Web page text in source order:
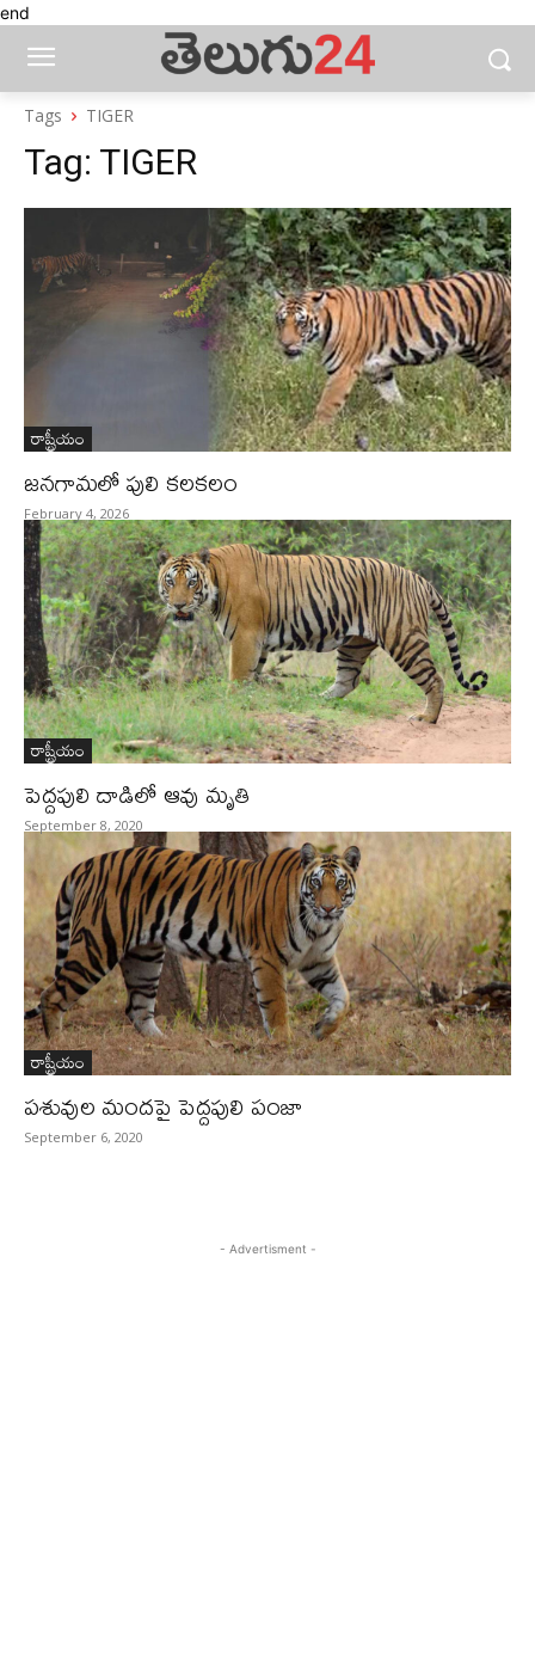
end
Tags TIGER
Tag: TIGER
రాష్ట్రీయం
జనగామలో పులి కలకలం
February 4, 2026
రాష్ట్రీయం
పెద్దపులి దాడిలో ఆవు మృతి
September 8, 2020
రాష్ట్రీయం
పశువుల మందపై పెద్దపులి పంజా
September 6, 2020
- Advertisment -